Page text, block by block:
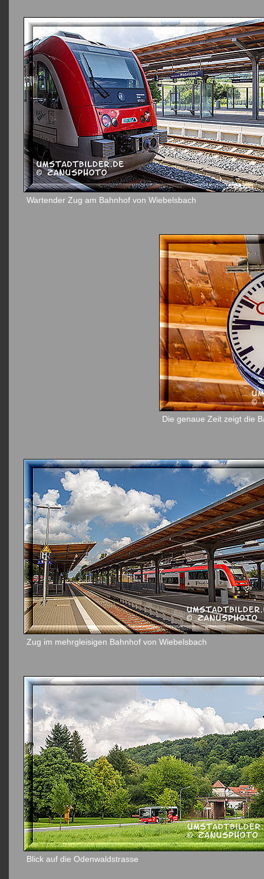
Wartender Zug am Bahnhof von Wiebelsbach
Die genaue Zeit zeigt die
Zug im mehrgleisigen Bahnhof von Wiebelsbach
Blick auf die Odenwaldstrasse